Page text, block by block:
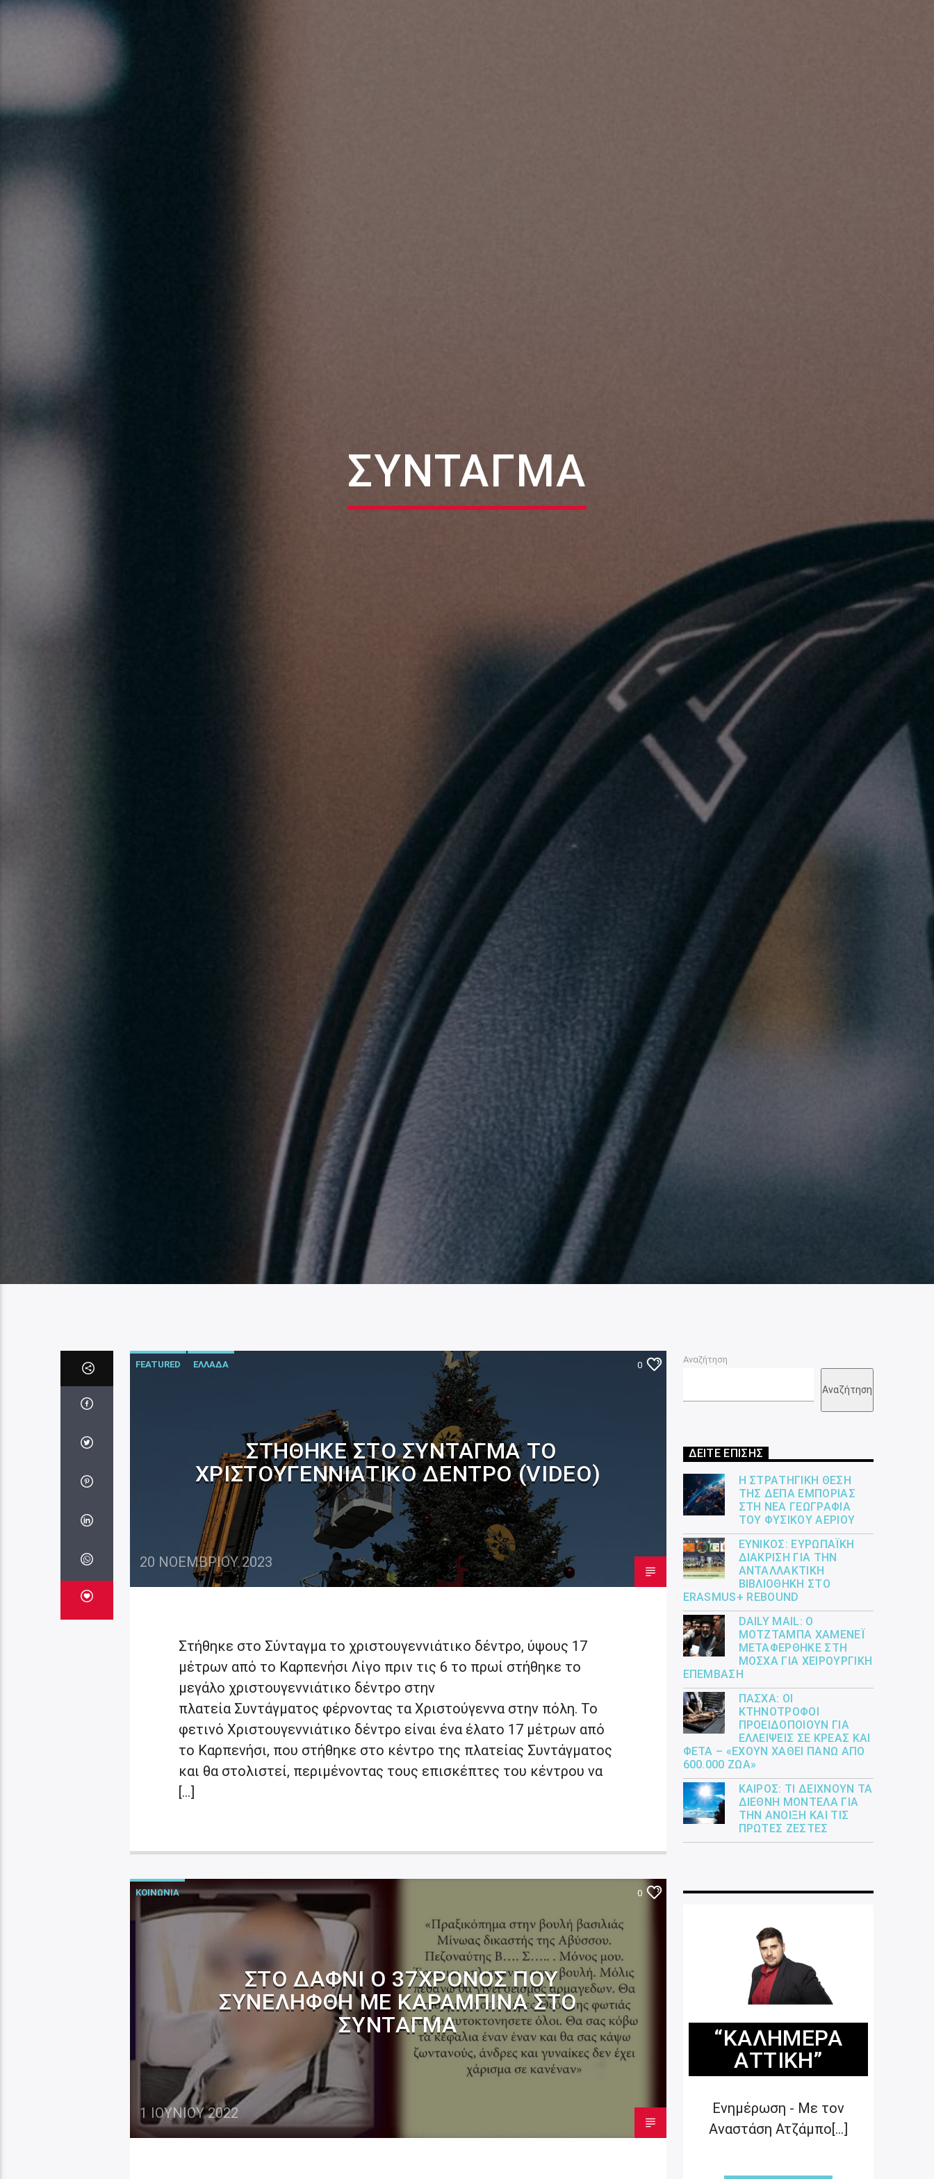
ΣΥΝΤΑΓΜΑ
FEATURED ΕΛΛΑΔΑ 0
ΣΤΉΘΗΚΕ ΣΤΟ ΣΎΝΤΑΓΜΑ ΤΟ
ΧΡΙΣΤΟΥΓΕΝΝΙΆΤΙΚΟ ΔΈΝΤΡΟ (VIDEO)
20 ΝΟΕΜΒΡΊΟΥ 2023
Στήθηκε στο Σύνταγμα το χριστουγεννιάτικο δέντρο, ύψους 17
μέτρων από το Καρπενήσι Λίγο πριν τις 6 το πρωί στήθηκε το
μεγάλο χριστουγεννιάτικο δέντρο στην
πλατεία Συντάγματος φέρνοντας τα Χριστούγεννα στην πόλη. Το
φετινό Χριστουγεννιάτικο δέντρο είναι ένα έλατο 17 μέτρων από
το Καρπενήσι, που στήθηκε στο κέντρο της πλατείας Συντάγματος
και θα στολιστεί, περιμένοντας τους επισκέπτες του κέντρου να
[…]
ΚΟΙΝΩΝΙΑ 0
ΣΤΟ ΔΑΦΝΊ Ο 37ΧΡΟΝΟΣ ΠΟΥ
ΣΥΝΕΛΉΦΘΗ ΜΕ ΚΑΡΑΜΠΊΝΑ ΣΤΟ
ΣΎΝΤΑΓΜΑ
1 ΙΟΥΝΊΟΥ 2022
Αναζήτηση
Αναζήτηση
ΔΕΙΤΕ ΕΠΙΣΗΣ
Η ΣΤΡΑΤΗΓΙΚΉ ΘΈΣΗ
ΤΗΣ ΔΕΠΑ ΕΜΠΟΡΊΑΣ
ΣΤΗ ΝΈΑ ΓΕΩΓΡΑΦΊΑ
ΤΟΥ ΦΥΣΙΚΟΎ ΑΕΡΊΟΥ
ΕΎΝΙΚΟΣ: ΕΥΡΩΠΑΪΚΉ
ΔΙΆΚΡΙΣΗ ΓΙΑ ΤΗΝ
ΑΝΤΑΛΛΑΚΤΙΚΉ
ΒΙΒΛΙΟΘΉΚΗ ΣΤΟ
ERASMUS+ REBOUND
DAILY MAIL: Ο
ΜΟΤΖΤΆΜΠΑ ΧΑΜΕΝΕΪ́
ΜΕΤΑΦΈΡΘΗΚΕ ΣΤΗ
ΜΌΣΧΑ ΓΙΑ ΧΕΙΡΟΥΡΓΙΚΉ
ΕΠΈΜΒΑΣΗ
ΠΆΣΧΑ: ΟΙ
ΚΤΗΝΟΤΡΌΦΟΙ
ΠΡΟΕΙΔΟΠΟΙΟΎΝ ΓΙΑ
ΕΛΛΕΊΨΕΙΣ ΣΕ ΚΡΈΑΣ ΚΑΙ
ΦΈΤΑ – «ΈΧΟΥΝ ΧΑΘΕΊ ΠΆΝΩ ΑΠΌ
600.000 ΖΏΑ»
ΚΑΙΡΌΣ: ΤΙ ΔΕΊΧΝΟΥΝ ΤΑ
ΔΙΕΘΝΉ ΜΟΝΤΈΛΑ ΓΙΑ
ΤΗΝ ΆΝΟΙΞΗ ΚΑΙ ΤΙΣ
ΠΡΏΤΕΣ ΖΈΣΤΕΣ
“ΚΑΛΗΜΈΡΑ
ΑΤΤΙΚΉ”
Ενημέρωση - Με τον
Αναστάση Ατζάμπο[...]